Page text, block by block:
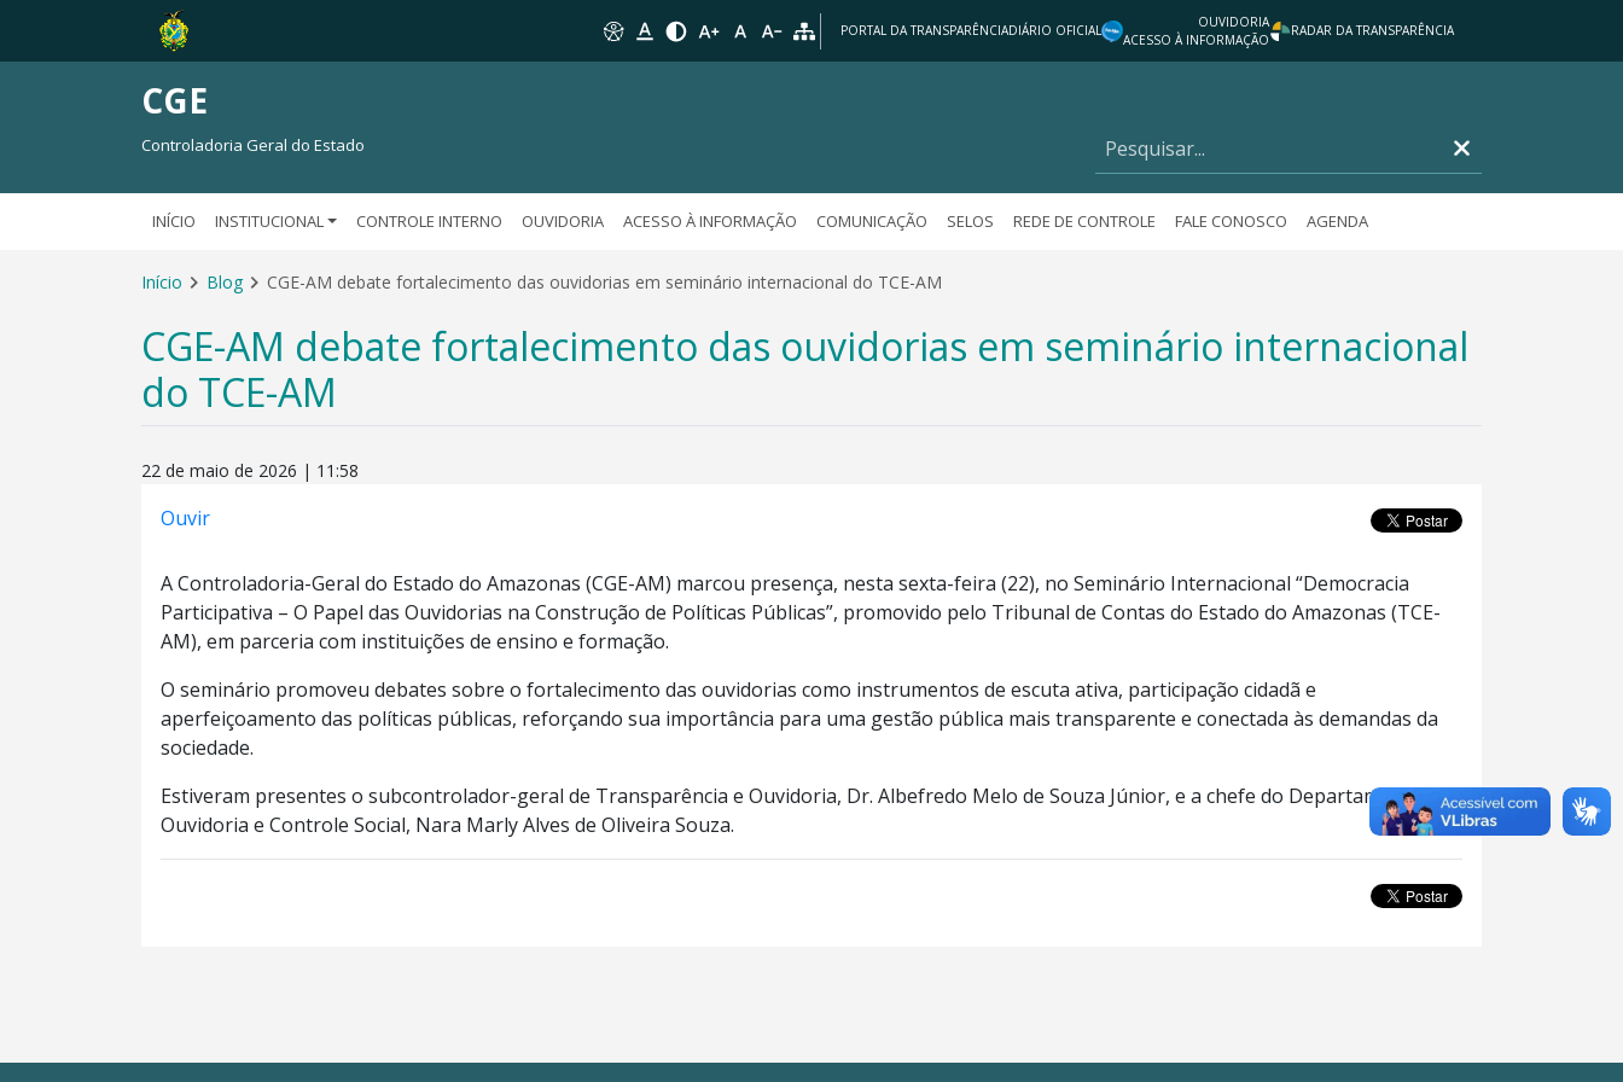
PORTAL DA TRANSPARÊNCIADIÁRIO OFICIAL
OUVIDORIA
ACESSO À INFORMAÇÃO
RADAR DA TRANSPARÊNCIA
CGE
Controladoria Geral do Estado
INÍCIO INSTITUCIONAL CONTROLE INTERNO OUVIDORIA ACESSO À INFORMAÇÃO COMUNICAÇÃO SELOS REDE DE CONTROLE FALE CONOSCO AGENDA
Início Blog CGE-AM debate fortalecimento das ouvidorias em seminário internacional do TCE-AM
CGE-AM debate fortalecimento das ouvidorias em seminário internacional
do TCE-AM
22 de maio de 2026 | 11:58
Ouvir
A Controladoria-Geral do Estado do Amazonas (CGE-AM) marcou presença, nesta sexta-feira (22), no Seminário Internacional “Democracia
Participativa – O Papel das Ouvidorias na Construção de Políticas Públicas”, promovido pelo Tribunal de Contas do Estado do Amazonas (TCE-
AM), em parceria com instituições de ensino e formação.
O seminário promoveu debates sobre o fortalecimento das ouvidorias como instrumentos de escuta ativa, participação cidadã e
aperfeiçoamento das políticas públicas, reforçando sua importância para uma gestão pública mais transparente e conectada às demandas da
sociedade.
Estiveram presentes o subcontrolador-geral de Transparência e Ouvidoria, Dr. Albefredo Melo de Souza Júnior, e a chefe do Departamento de
Ouvidoria e Controle Social, Nara Marly Alves de Oliveira Souza.